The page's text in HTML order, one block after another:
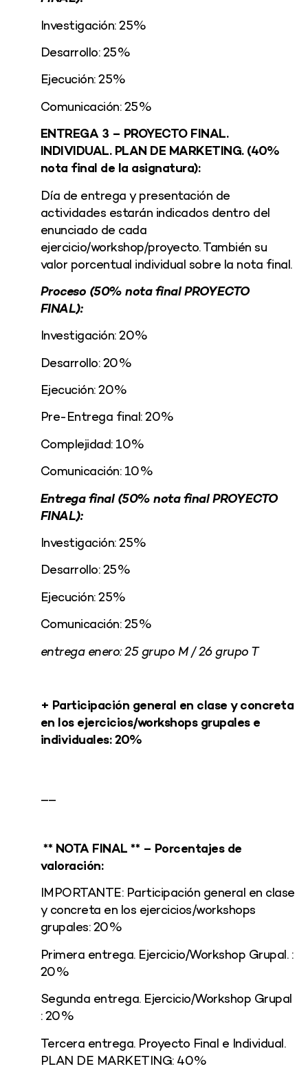
Investigación: 25%
Desarrollo: 25%
Ejecución: 25%
Comunicación: 25%
ENTREGA 3 – PROYECTO FINAL.
INDIVIDUAL. PLAN DE MARKETING. (40%
nota final de la asignatura):
Día de entrega y presentación de
actividades estarán indicados dentro del
enunciado de cada
ejercicio/workshop/proyecto. También su
valor porcentual individual sobre la nota final.
Proceso (50% nota final PROYECTO
FINAL):
Investigación: 20%
Desarrollo: 20%
Ejecución: 20%
Pre-Entrega final: 20%
Complejidad: 10%
Comunicación: 10%
Entrega final (50% nota final PROYECTO
FINAL):
Investigación: 25%
Desarrollo: 25%
Ejecución: 25%
Comunicación: 25%
entrega enero: 25 grupo M / 26 grupo T
+ Participación general en clase y concreta
en los ejercicios/workshops grupales e
individuales: 20%
__
** NOTA FINAL ** – Porcentajes de
valoración:
IMPORTANTE: Participación general en clase
y concreta en los ejercicios/workshops
grupales: 20%
Primera entrega. Ejercicio/Workshop Grupal. :
20%
Segunda entrega. Ejercicio/Workshop Grupal
: 20%
Tercera entrega. Proyecto Final e Individual.
PLAN DE MARKETING: 40%